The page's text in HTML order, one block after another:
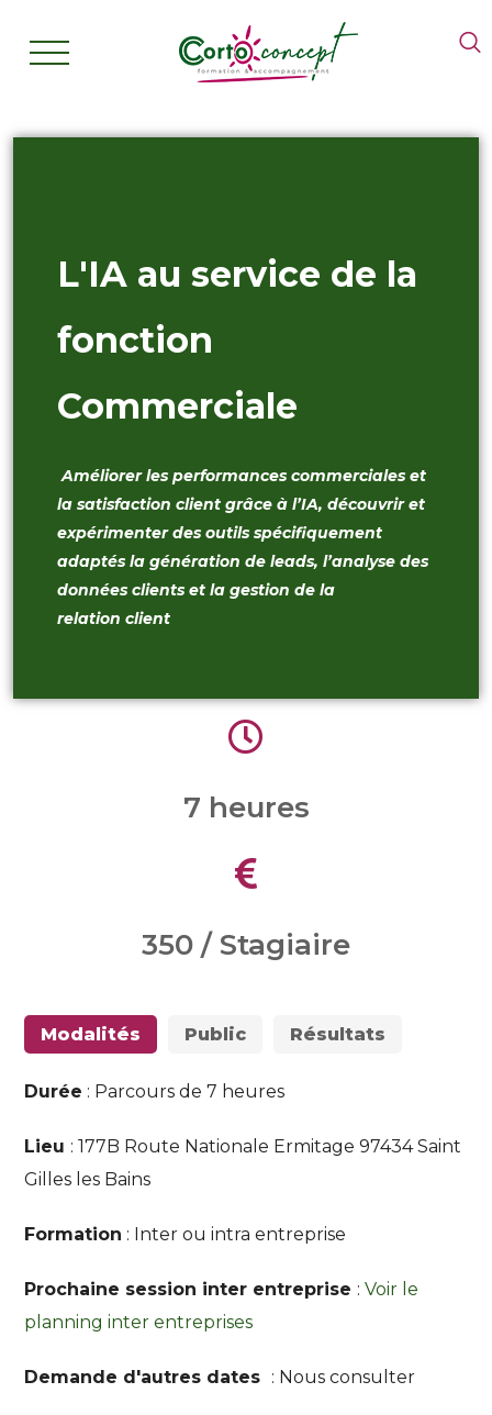
L'IA au service de la
fonction
Commerciale
Améliorer les performances commerciales et
la satisfaction client grâce à l’IA, découvrir et
expérimenter des outils spécifiquement
adaptés la génération deleads, l’analyse des
données clients et la gestion de la
relationclient
7 heures
350 / Stagiaire
Modalités Public Résultats
Durée : Parcours de 7 heures
Lieu : 177B Route Nationale Ermitage 97434 Saint
Gilles les Bains
Formation : Inter ou intra entreprise
Prochaine session inter entreprise :Voir le
planning inter entreprises
Demande d'autres dates : Nous consulter